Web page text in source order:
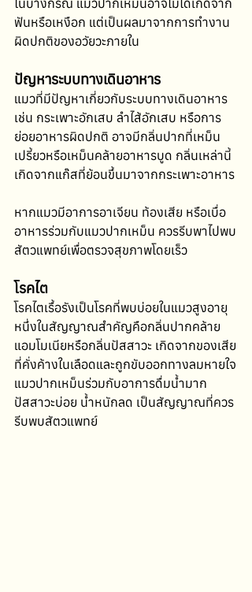
ในบางกรณี แมวปากเหม็นอาจไม่ได้เกิดจาก
ฟันหรือเหงือก แต่เป็นผลมาจากการทำงาน
ผิดปกติของอวัยวะภายใน
ปัญหาระบบทางเดินอาหาร
แมวที่มีปัญหาเกี่ยวกับระบบทางเดินอาหาร
เช่น กระเพาะอักเสบ ลำไส้อักเสบ หรือการ
ย่อยอาหารผิดปกติ อาจมีกลิ่นปากที่เหม็น
เปรี้ยวหรือเหม็นคล้ายอาหารบูด กลิ่นเหล่านี้
เกิดจากแก๊สที่ย้อนขึ้นมาจากกระเพาะอาหาร
หากแมวมีอาการอาเจียน ท้องเสีย หรือเบื่อ
อาหารร่วมกับแมวปากเหม็น ควรรีบพาไปพบ
สัตวแพทย์เพื่อตรวจสุขภาพโดยเร็ว
โรคไต
โรคไตเรื้อรังเป็นโรคที่พบบ่อยในแมวสูงอายุ
หนึ่งในสัญญาณสำคัญคือกลิ่นปากคล้าย
แอมโมเนียหรือกลิ่นปัสสาวะ เกิดจากของเสีย
ที่คั่งค้างในเลือดและถูกขับออกทางลมหายใจ
แมวปากเหม็นร่วมกับอาการดื่มน้ำมาก
ปัสสาวะบ่อย น้ำหนักลด เป็นสัญญาณที่ควร
รีบพบสัตวแพทย์